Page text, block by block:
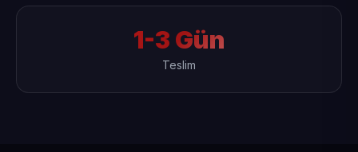
1-3 Gün
Teslim